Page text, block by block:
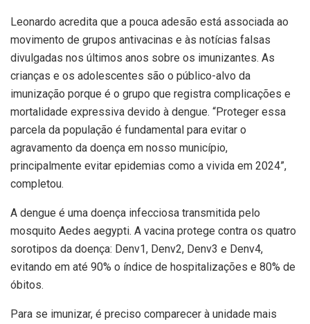
Leonardo acredita que a pouca adesão está associada ao
movimento de grupos antivacinas e às notícias falsas
divulgadas nos últimos anos sobre os imunizantes. As
crianças e os adolescentes são o público-alvo da
imunização porque é o grupo que registra complicações e
mortalidade expressiva devido à dengue. “Proteger essa
parcela da população é fundamental para evitar o
agravamento da doença em nosso município,
principalmente evitar epidemias como a vivida em 2024”,
completou.
A dengue é uma doença infecciosa transmitida pelo
mosquito Aedes aegypti. A vacina protege contra os quatro
sorotipos da doença: Denv1, Denv2, Denv3 e Denv4,
evitando em até 90% o índice de hospitalizações e 80% de
óbitos.
Para se imunizar, é preciso comparecer à unidade mais